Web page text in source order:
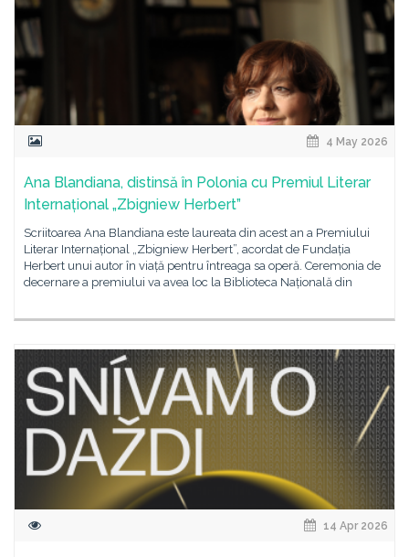
4 May 2026
Ana Blandiana, distinsă în Polonia cu Premiul Literar
Internațional „Zbigniew Herbert”
Scriitoarea Ana Blandiana este laureata din acest an a Premiului
Literar Internațional „Zbigniew Herbert”, acordat de Fundația
Herbert unui autor în viață pentru întreaga sa operă. Ceremonia de
decernare a premiului va avea loc la Biblioteca Națională din
14 Apr 2026